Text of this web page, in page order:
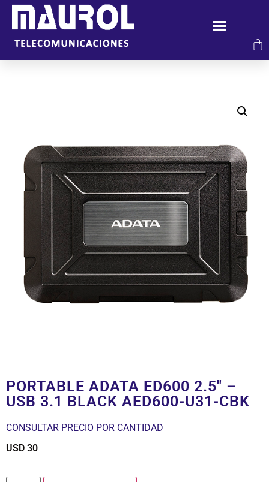
PORTABLE ADATA ED600 2.5″ –
USB 3.1 BLACK AED600-U31-CBK
CONSULTAR PRECIO POR CANTIDAD
USD 30